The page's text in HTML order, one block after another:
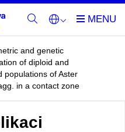
and genetic
of diploid and
populations of Aster
in a contact zone